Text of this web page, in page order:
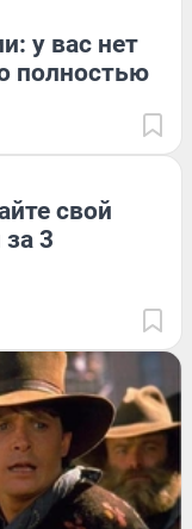
у вас нет
полностью
свой
3